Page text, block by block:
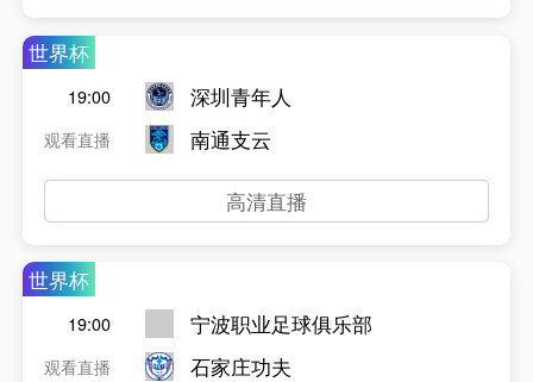
世界杯
19:00
观看直播
深圳青年人
南通支云
高清直播
世界杯
19:00
观看直播
宁波职业足球俱乐部
石家庄功夫